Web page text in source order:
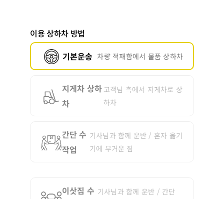
이용 상하차 방법
기본운송 차량 적재함에서 물품 상하차
지게차 상하
차
고객님 측에서 지게차로 상
하차
간단 수
작업
기사님과 함께 운반 / 혼자 옮기
기에 무거운 짐
이삿짐 수 기사님과 함께 운반 / 간단